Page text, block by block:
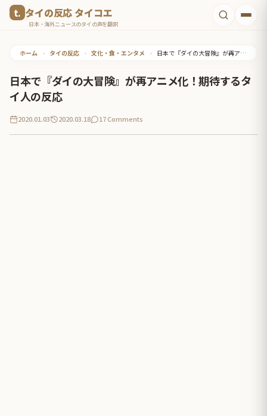
タイの反応 タイコエ
日本・海外ニュースのタイの声を翻訳
ホーム • タイの反応 • 文化・食・エンタメ • 日本で『ダイの大冒険』が再アニメ化！期待するタイ人の反応
日本で『ダイの大冒険』が再アニメ化！期待するタ
イ人の反応
2020.01.03 2020.03.18 17 Comments